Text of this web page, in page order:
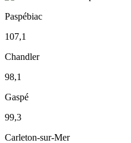
Paspébiac
107,1
Chandler
98,1
Gaspé
99,3
Carleton-sur-Mer